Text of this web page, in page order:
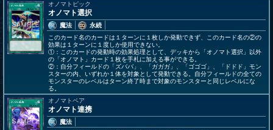
オノマトピック
オノマト選択
魔法
永続
このカード名のカードは１ターンに１枚しか発動できず、このカード名の②の
効果は１ターンに１度しか使用できない。
①：このカードの発動時の効果処理として、デッキから「オノマト選択」以外
の「オノマト」カード１枚を手札に加える事ができる。
②：自分フィールドの「ズババ」、「ガガガ」、「ゴゴゴ」、「ドドド」モン
スターの内、いずれか１体を対象として発動できる。自分フィールドの全ての
モンスターのレベルはターン終了時まで対象のモンスターと同じレベルにな
る。
オノマトペア
オノマト連携
魔法